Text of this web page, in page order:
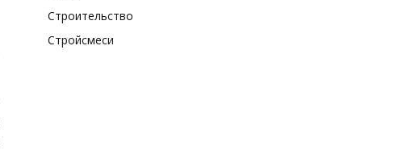
Строительство
Стройсмеси